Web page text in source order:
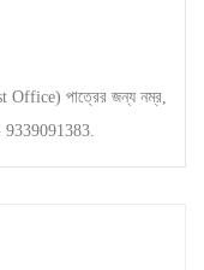
Office) পাত্রের জন্য নম্র,
9339091383.